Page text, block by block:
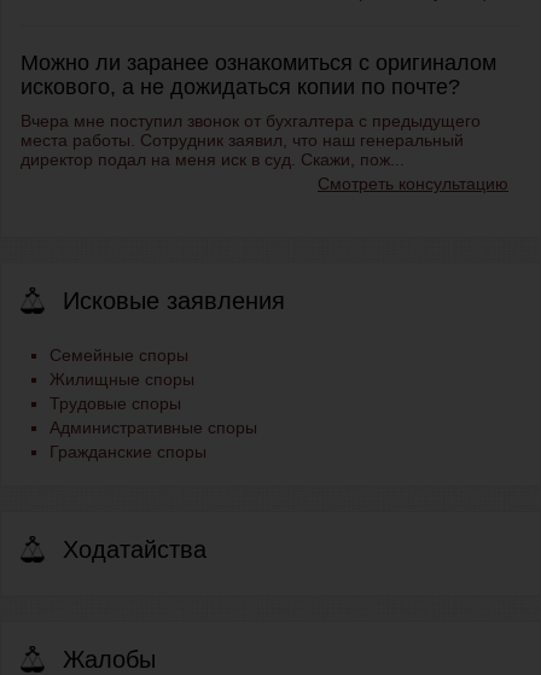
Можно ли заранее ознакомиться с оригиналом
искового, а не дожидаться копии по почте?
Вчера мне поступил звонок от бухгалтера с предыдущего
места работы. Сотрудник заявил, что наш генеральный
директор подал на меня иск в суд. Скажи, пож...
Смотреть консультацию
Исковые заявления
Семейные споры
Жилищные споры
Трудовые споры
Административные споры
Гражданские споры
Ходатайства
Жалобы